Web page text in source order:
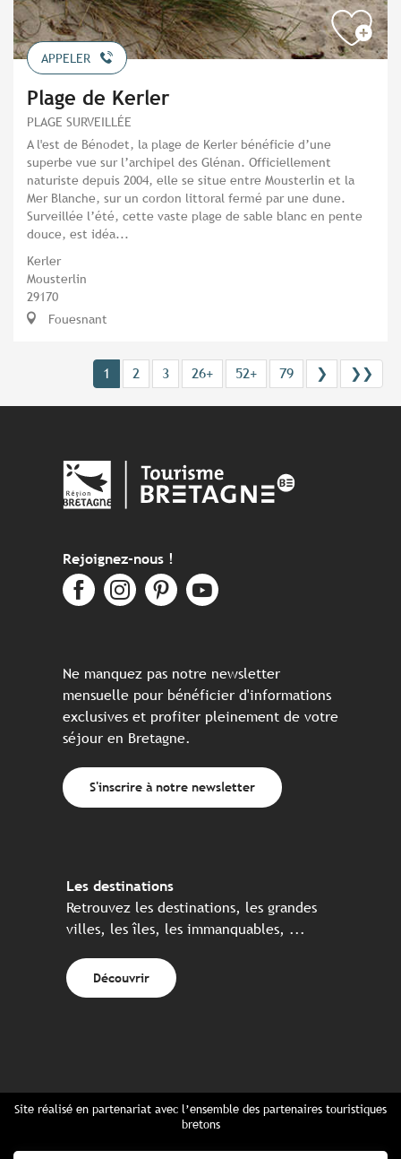
APPELER
Plage de Kerler
PLAGE SURVEILLÉE
A l'est de Bénodet, la plage de Kerler bénéficie d’une
superbe vue sur l’archipel des Glénan. Officiellement
naturiste depuis 2004, elle se situe entre Mousterlin et la
Mer Blanche, sur un cordon littoral fermé par une dune.
Surveillée l’été, cette vaste plage de sable blanc en pente
douce, est idéa...
Kerler
Mousterlin
29170
Fouesnant
1 2 3 26+ 52+ 79 ❯ ❯❯
Rejoignez-nous !
Ne manquez pas notre newsletter
mensuelle pour bénéficier d'informations
exclusives et profiter pleinement de votre
séjour en Bretagne.
S'inscrire à notre newsletter
Les destinations
Retrouvez les destinations, les grandes
villes, les îles, les immanquables, ...
Découvrir
Site réalisé en partenariat avec l’ensemble des partenaires touristiques
bretons